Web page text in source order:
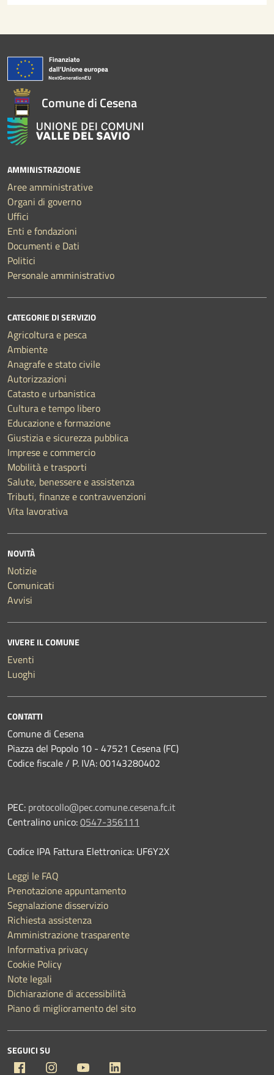
Comune di Cesena
AMMINISTRAZIONE
Aree amministrative
Organi di governo
Uffici
Enti e fondazioni
Documenti e Dati
Politici
Personale amministrativo
CATEGORIE DI SERVIZIO
Agricoltura e pesca
Ambiente
Anagrafe e stato civile
Autorizzazioni
Catasto e urbanistica
Cultura e tempo libero
Educazione e formazione
Giustizia e sicurezza pubblica
Imprese e commercio
Mobilità e trasporti
Salute, benessere e assistenza
Tributi, finanze e contravvenzioni
Vita lavorativa
NOVITÀ
Notizie
Comunicati
Avvisi
VIVERE IL COMUNE
Eventi
Luoghi
CONTATTI
Comune di Cesena
Piazza del Popolo 10 - 47521 Cesena (FC)
Codice fiscale / P. IVA: 00143280402
PEC: protocollo@pec.comune.cesena.fc.it
Centralino unico:0547-356111
Codice IPA Fattura Elettronica: UF6Y2X
Leggi le FAQ
Prenotazione appuntamento
Segnalazione disservizio
Richiesta assistenza
Amministrazione trasparente
Informativa privacy
Cookie Policy
Note legali
Dichiarazione di accessibilità
Piano di miglioramento del sito
SEGUICI SU
Facebook Instagram YouTube